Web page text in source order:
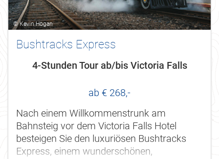
© Kevin Hogan
Bushtracks Express
4-Stunden Tour ab/bis Victoria Falls
ab € 268,-
Nach einem Willkommenstrunk am
Bahnsteig vor dem Victoria Falls Hotel
besteigen Sie den luxuriösen Bushtracks
Express, einem wunderschönen,